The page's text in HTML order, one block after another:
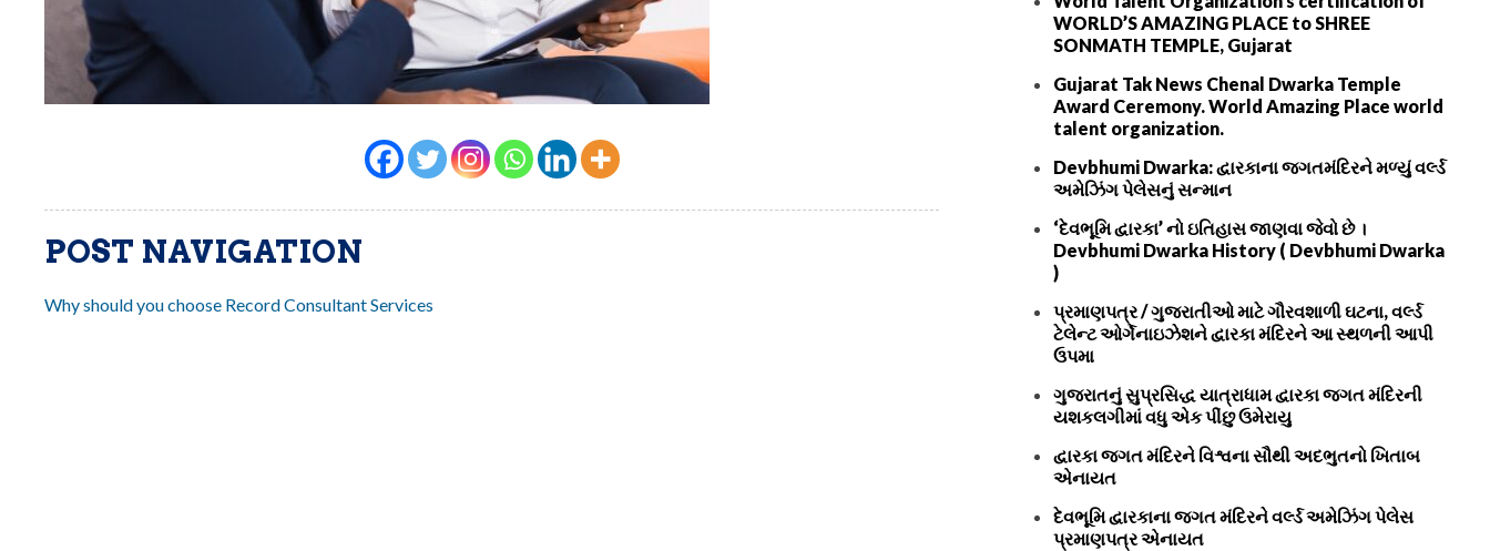
POST NAVIGATION
Why should you choose Record Consultant Services
WORLD’S AMAZING PLACE to SHREE
SONMATH TEMPLE, Gujarat
Gujarat Tak News Chenal Dwarka Temple
Award Ceremony. World Amazing Place world
talent organization.
Devbhumi Dwarka: દ્વારકાના જગતમંદિરને મળ્યું વર્લ્ડ
અમેઝિંગ પેલેસનું સન્માન
‘દેવભૂમિ દ્વારકા’ નો ઇતિહાસ જાણવા જેવો છે ।
Devbhumi Dwarka History ( Devbhumi Dwarka
)
પ્રમાણપત્ર / ગુજરાતીઓ માટે ગૌરવશાળી ઘટના, વર્લ્ડ
ટેલેન્ટ ઓર્ગેનાઇઝેશને દ્વારકા મંદિરને આ સ્થળની આપી
ઉપમા
ગુજરાતનું સુપ્રસિદ્ધ યાત્રાધામ દ્વારકા જગત મંદિરની
યશકલગીમાં વધુ એક પીંછુ ઉમેરાયુ
દ્વારકા જગત મંદિરને વિશ્વના સૌથી અદભુતનો ખિતાબ
એનાયત
દેવભૂમિ દ્વારકાના જગત મંદિરને વર્લ્ડ અમેઝિંગ પેલેસ
પ્રમાણપત્ર એનાયત